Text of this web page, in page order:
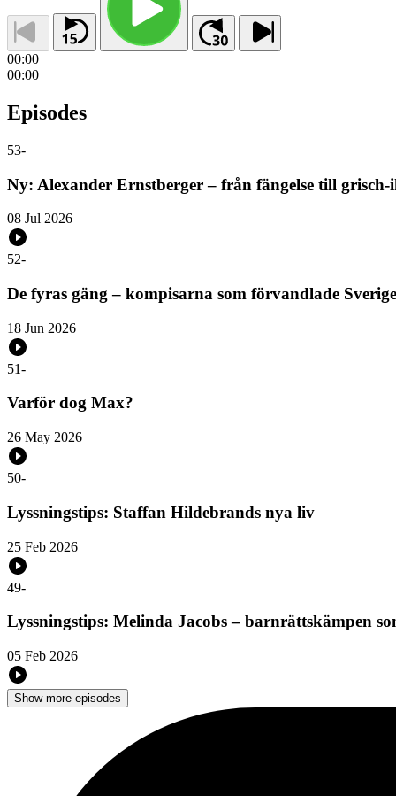
00:00
00:00
Episodes
53-
Ny: Alexander Ernstberger – från fängelse till grisch-
08 Jul 2026
52-
De fyras gäng – kompisarna som förvandlade
18 Jun 2026
51-
Varför dog Max?
26 May 2026
50-
Lyssningstips: Staffan Hildebrands nya liv
25 Feb 2026
49-
Lyssningstips: Melinda Jacobs – barnrättskämpen
05 Feb 2026
Show more episodes